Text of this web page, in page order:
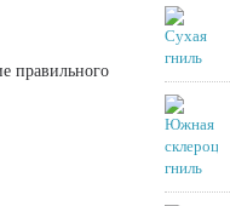
правильного